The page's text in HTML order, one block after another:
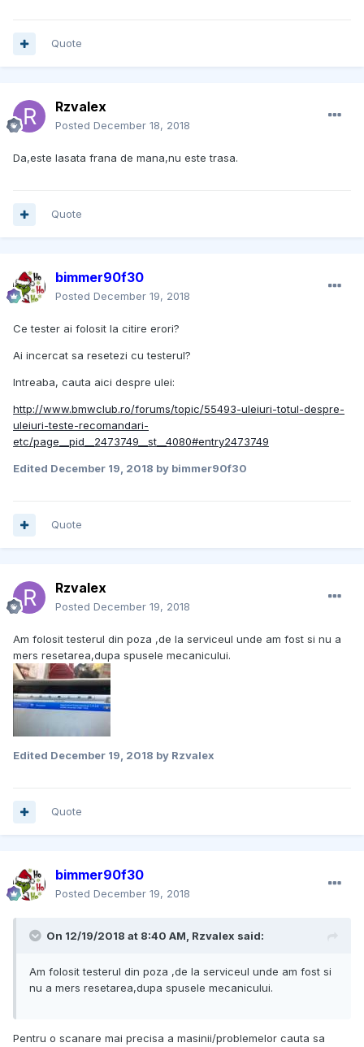
Quote
Rzvalex
Posted December 18, 2018
Da,este lasata frana de mana,nu este trasa.
Quote
bimmer90f30
Posted December 19, 2018
Ce tester ai folosit la citire erori?
Ai incercat sa resetezi cu testerul?
Intreaba, cauta aici despre ulei:
http://www.bmwclub.ro/forums/topic/55493-uleiuri-totul-despre-
uleiuri-teste-recomandari-
etc/page__pid__2473749__st__4080#entry2473749
Edited December 19, 2018 by bimmer90f30
Quote
Rzvalex
Posted December 19, 2018
Am folosit testerul din poza ,de la serviceul unde am fost si nu a
mers resetarea,dupa spusele mecanicului.
Edited December 19, 2018 by Rzvalex
Quote
bimmer90f30
Posted December 19, 2018
On 12/19/2018 at 8:40 AM, Rzvalex said:
Am folosit testerul din poza ,de la serviceul unde am fost si
nu a mers resetarea,dupa spusele mecanicului.
Pentru o scanare mai precisa a masinii/problemelor cauta sa